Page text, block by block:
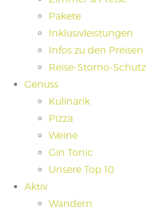
Pakete
Inklusivleistungen
Infos zu den Preisen
Reise-Storno-Schutz
Genuss
Kulinarik
Pizza
Weine
Gin Tonic
Unsere Top 10
Aktiv
Wandern